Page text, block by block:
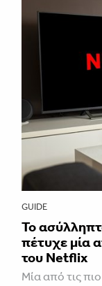
GUIDE
Το
πέτυχε μία
του Netflix
Μία από τις